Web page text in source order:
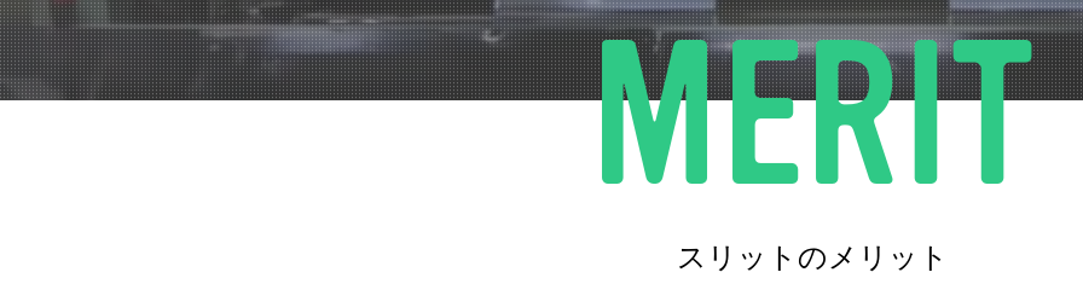
MERIT
スリットのメリット